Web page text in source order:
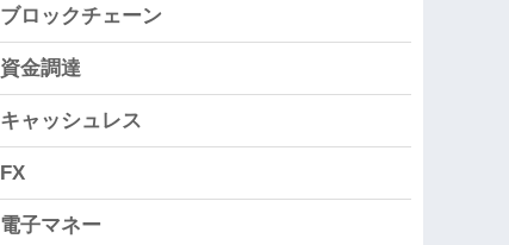
ブロックチェーン
資金調達
キャッシュレス
FX
電子マネー